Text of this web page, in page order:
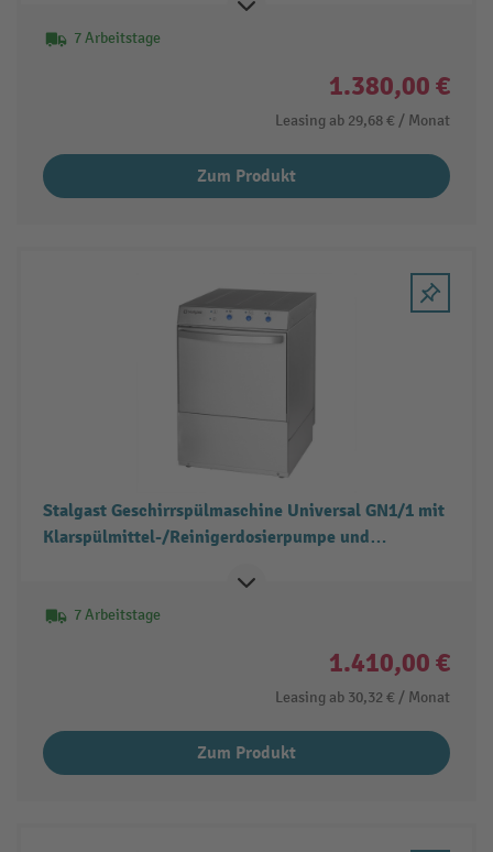
7 Arbeitstage
1.380,00 €
Leasing ab 29,68 € / Monat
Zum Produkt
Stalgast Geschirrspülmaschine Universal GN1/1 mit
Klarspülmittel-/Reinigerdosierpumpe und
7 Arbeitstage
1.410,00 €
Leasing ab 30,32 € / Monat
Zum Produkt